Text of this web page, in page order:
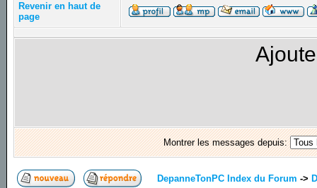
Revenir en haut de
page
Montrer les messages depuis:
DepanneTonPC Index du Forum ->